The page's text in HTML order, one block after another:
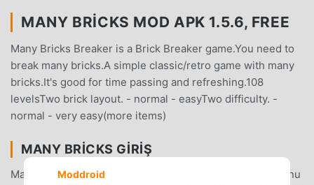
MANY BRICKS MOD APK 1.5.6, FREE
Many Bricks Breaker is a Brick Breaker game.You need to
break many bricks.A simple classic/retro game with many
bricks.It's good for time passing and refreshing.108
levelsTwo brick layout. - normal - easyTwo difficulty. -
normal - very easy(more items)
MANY BRICKS GIRIŞ
Many Bricks Son zamanlarda çok popüler bir arcade oyunu
Moddroid